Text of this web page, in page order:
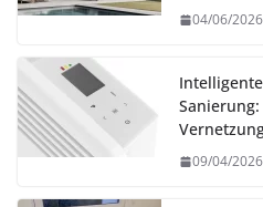
04/06/2026
Sanierung:
09/04/2026